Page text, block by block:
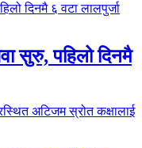
सुरु, पहिलो दिनमै